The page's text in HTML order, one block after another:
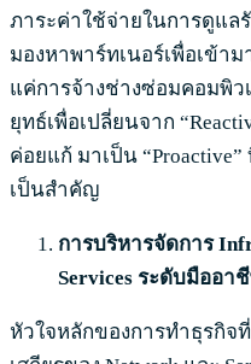
ภาระค่าใช้จ่ายในการดูแล
มองหาพาร์ทเนอร์เพื่อเข้าม
แค่การจ้างช่างซ่อมคอมพิว
ยุทธ์เพื่อเปลี่ยนจาก
ค่อยแก้ มาเป็น
เป็นสำคัญ
การบริหารจัดการ
Services ระดับมืออา
หัวใจหลักของการทำธุรกิ